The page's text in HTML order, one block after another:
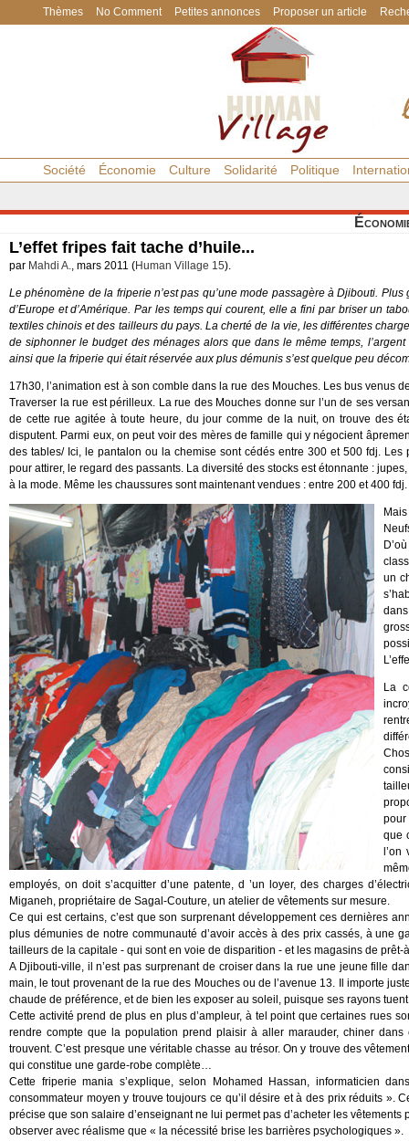
Thèmes No Comment Petites annonces Proposer un article
Société Économie Culture Solidarité Politique
L’effet fripes fait tache d’huile...
par Mahdi A., mars 2011 (Human Village 15).
Le phénomène de la friperie n’est pas qu’une mode passagère à Djibouti.
d’Europe et d’Amérique. Par les temps qui courent, elle a fini par briser un
textiles chinois et des tailleurs du pays. La cherté de la vie, les différentes
de siphonner le budget des ménages alors que dans le même temps,
ainsi que la friperie qui était réservée aux plus démunis s’est quelque peu
17h30, l’animation est à son comble dans la rue des Mouches. Les bus venus
Traverser la rue est périlleux. La rue des Mouches donne sur l’un de ses
de cette rue agitée à toute heure, du jour comme de la nuit, on trouve des
disputent. Parmi eux, on peut voir des mères de famille qui y négocient
des tables/ Ici, le pantalon ou la chemise sont cédés entre 300 et 500 fdj.
pour attirer, le regard des passants. La diversité des stocks est étonnante :
à la mode. Même les chaussures sont maintenant vendues : entre 200 et 400 fdj.
un
La
pour
que
employés, on doit s’acquitter d’une patente, d ’un loyer, des charges
Miganeh, propriétaire de Sagal-Couture, un atelier de vêtements sur mesure.
Ce qui est certains, c’est que son surprenant développement ces dernières
plus démunies de notre communauté d’avoir accès à des prix cassés, à une
tailleurs de la capitale - qui sont en voie de disparition - et les magasins de prêt-
A Djibouti-ville, il n’est pas surprenant de croiser dans la rue une jeune fille
main, le tout provenant de la rue des Mouches ou de l’avenue 13. Il importe
chaude de préférence, et de bien les exposer au soleil, puisque ses rayons
Cette activité prend de plus en plus d’ampleur, à tel point que certaines rues
rendre compte que la population prend plaisir à aller marauder, chiner
trouvent. C’est presque une véritable chasse au trésor. On y trouve des
qui constitue une garde-robe complète…
Cette friperie mania s’explique, selon Mohamed Hassan, informaticien
consommateur moyen y trouve toujours ce qu’il désire et à des prix réduits ».
précise que son salaire d’enseignant ne lui permet pas d’acheter les
observer avec réalisme que « la nécessité brise les barrières psychologiques ».